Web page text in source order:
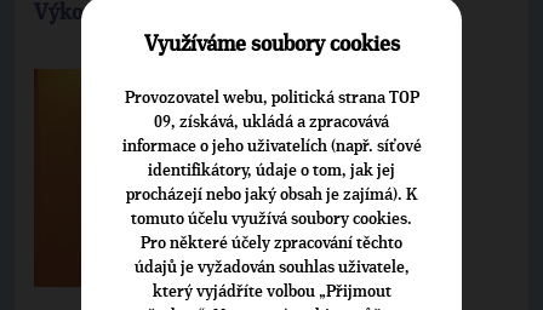
Výkonná ředitelka NEDOKLUBKO o.s.
Využíváme soubory cookies
Provozovatel webu, politická strana TOP
09, získává, ukládá a zpracovává
informace o jeho uživatelích (např. síťové
identifikátory, údaje o tom, jak jej
procházejí nebo jaký obsah je zajímá). K
tomuto účelu využívá soubory cookies.
Pro některé účely zpracování těchto
údajů je vyžadován souhlas uživatele,
který vyjádříte volbou „Přijmout